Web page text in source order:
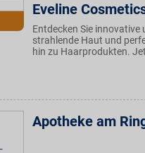
Eveline
Entdecken Sie
strahlende Haut und
hin zu Haarprodukten.
Apotheke am